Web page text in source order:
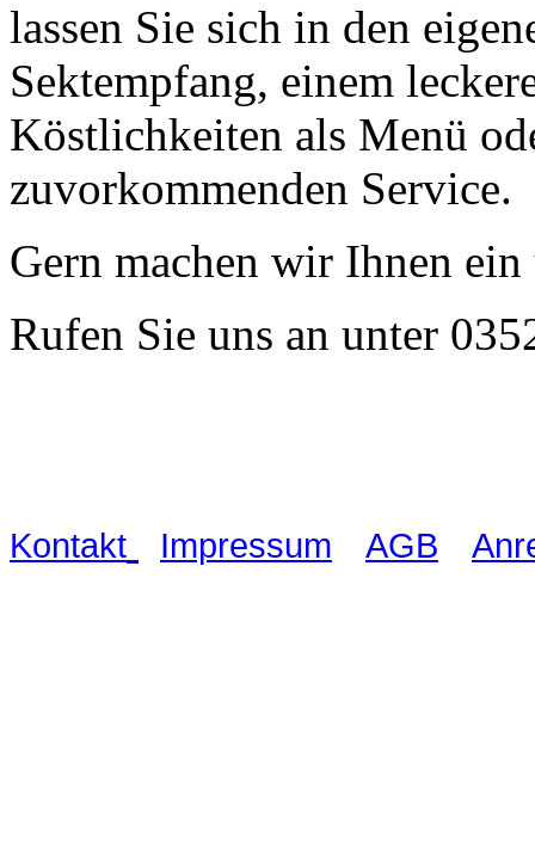
lassen Sie sich in den
Sektempfang, einem
Köstlichkeiten als Menü
zuvorkommenden Service.
Gern machen wir Ihnen
Rufen Sie uns an unter
Kontakt Impressum AGB